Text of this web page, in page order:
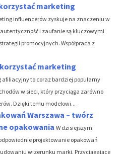
marketing
influencerów zyskuje na znaczeniu w
i zaufanie są kluczowymi
promocyjnych. Współpraca z
marketing
afiliacyjny to coraz bardziej popularny
w sieci, który przyciąga zarówno
Dzięki temu modelowi...
Warszawa – twórz
opakowania W dzisiejszym
projektowanie opakowań
wizerunku marki. Przyciągające